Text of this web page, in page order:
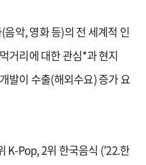
(음악,영화 등)의전 세계적 인
먹거리에 대한관심*과현지
발이 수출(해외수요)증가 요
K-Pop, 2위 한국음식 (’22.한